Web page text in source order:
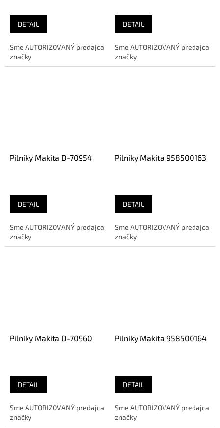
DETAIL
Sme AUTORIZOVANÝ predajca
značky
DETAIL
Sme AUTORIZOVANÝ predajca
značky
Pilníky Makita D-70954
DETAIL
Sme AUTORIZOVANÝ predajca
značky
Pilníky Makita 958500163
DETAIL
Sme AUTORIZOVANÝ predajca
značky
Pilníky Makita D-70960
DETAIL
Sme AUTORIZOVANÝ predajca
značky
Pilníky Makita 958500164
DETAIL
Sme AUTORIZOVANÝ predajca
značky